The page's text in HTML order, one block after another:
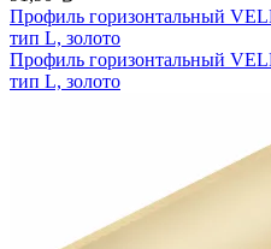
Профиль горизонтальный
тип L, золото
Профиль горизонтальный
тип L, золото